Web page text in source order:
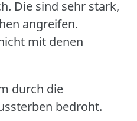
Die sind sehr stark,
angreifen.
mit denen
durch die
bedroht.